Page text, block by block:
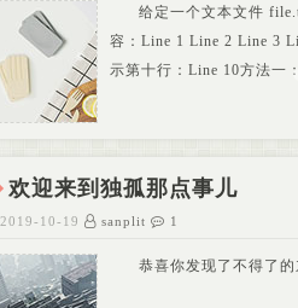
给定一个文本文件
容：Line 1 Line 2 Line 3
示第十行：Line 10方法一
欢迎来到独孤那点事儿
2019-10-19 sanplit 1
恭喜你发现了不得了